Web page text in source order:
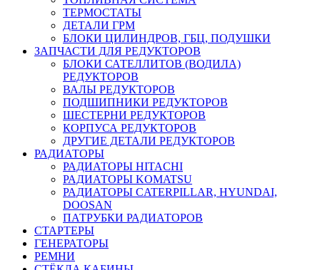
ТЕРМОСТАТЫ
ДЕТАЛИ ГРМ
БЛОКИ ЦИЛИНДРОВ, ГБЦ, ПОДУШКИ
ЗАПЧАСТИ ДЛЯ РЕДУКТОРОВ
БЛОКИ САТЕЛЛИТОВ (ВОДИЛА)
РЕДУКТОРОВ
ВАЛЫ РЕДУКТОРОВ
ПОДШИПНИКИ РЕДУКТОРОВ
ШЕСТЕРНИ РЕДУКТОРОВ
КОРПУСА РЕДУКТОРОВ
ДРУГИЕ ДЕТАЛИ РЕДУКТОРОВ
РАДИАТОРЫ
РАДИАТОРЫ HITACHI
РАДИАТОРЫ KOMATSU
РАДИАТОРЫ CATERPILLAR, HYUNDAI,
DOOSAN
ПАТРУБКИ РАДИАТОРОВ
СТАРТЕРЫ
ГЕНЕРАТОРЫ
РЕМНИ